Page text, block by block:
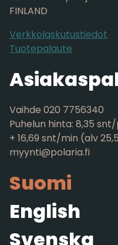
FINLAND
Verkkolaskutustiedot
Tuotepalaute
Vaihde 020 7756340
Puhelun hinta: 8,35
+ 16,69 snt/min (alv
myynti@polaria.fi
Suomi
English
Svenska